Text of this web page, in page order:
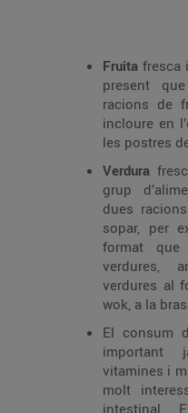
Fruita fresca
present
racions de
incloure en
les postres
Verdura
grup
dues
sopar, per
format que
verdures,
verdures al
wok, a la
El consum
important
vitamines i
molt
intestinal.